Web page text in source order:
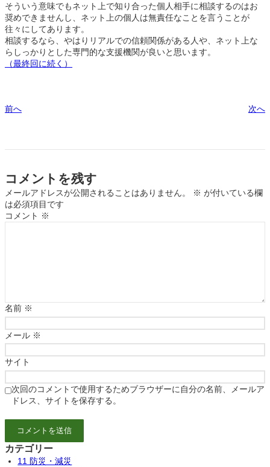
そういう意味でもネット上で知り合った個人相手に相談するのはお
奨めできませんし、ネット上の個人は無責任なことを言うことが
往々にしてあります。
相談するなら、やはりリアルでの信頼関係がある人や、ネット上な
らしっかりとした専門的な支援機関が良いと思います。
（最終回に続く）
前へ 次へ
コメントを残す
メールアドレスが公開されることはありません。 ※ が付いている欄
は必須項目です
コメント ※
名前 ※
メール ※
サイト
次回のコメントで使用するためブラウザーに自分の名前、メールア
ドレス、サイトを保存する。
カテゴリー
11 防災・減災